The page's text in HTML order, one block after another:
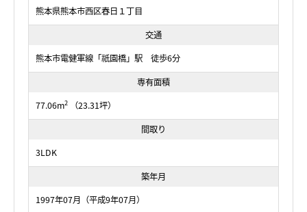
熊本県熊本市西区春日１丁目
交通
熊本市電健軍線「祇園橋」駅 徒歩6分
専有面積
77.06m2
（23.31坪）
間取り
3LDK
築年月
1997年07月（平成9年07月）